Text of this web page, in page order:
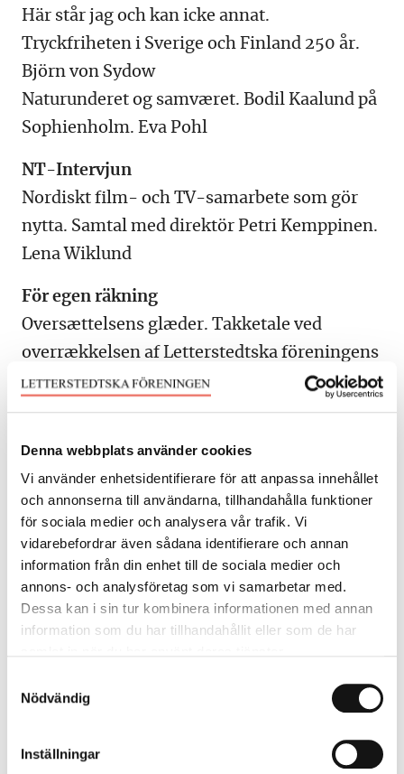
Denna webbplats använder cookies
Vi använder enhetsidentifierare för att anpassa innehållet
och annonserna till användarna, tillhandahålla funktioner
för sociala medier och analysera vår trafik. Vi
vidarebefordrar även sådana identifierare och annan
information från din enhet till de sociala medier och
annons- och analysföretag som vi samarbetar med.
Dessa kan i sin tur kombinera informationen med annan
information som du har tillhandahållit eller som de har
Nödvändig
Inställningar
Här står jag och kan icke annat.
Tryckfriheten i Sverige och Finland 250 år.
Björn von Sydow
Naturunderet og samværet. Bodil Kaalund på
Sophienholm. Eva Pohl
NT-Intervjun
Nordiskt film- och TV-samarbete som gör
nytta. Samtal med direktör Petri Kemppinen.
Lena Wiklund
För egen räkning
Oversættelsens glæder. Takketale ved
overrækkelsen af Letterstedtska föreningens
oversætterpris. Erik Skyum-Nielsen
Inget nytt Jalta. Låt Helsingforsavtalets
principer gälla. Anders Ljunggren
Letterstedtska föreningen
Utdelning av det nordiska översättarpriset ur
de nyhlénska medlen 2016. Lena Wiklund
Styrelser, medlemmar och anslag 2016
Anslagsutlysning 2017
Forskningsbaserat om nordiskt samarbete.